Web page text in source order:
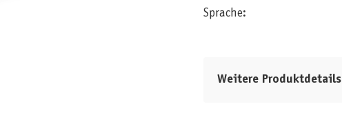
Sprache:
Weitere Produktdetails